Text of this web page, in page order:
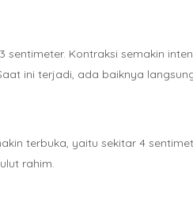
Kontraksi semakin
ini terjadi, ada baiknya
terbuka, yaitu sekitar 4
rahim.